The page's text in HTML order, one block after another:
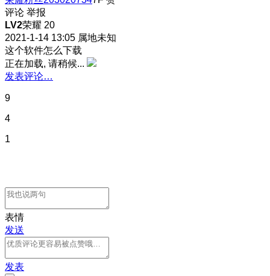
评论 举报
LV2荣耀 20
2021-1-14 13:05 属地未知
这个软件怎么下载
正在加载, 请稍候...
发表评论…
9
4
1
表情
发送
发表